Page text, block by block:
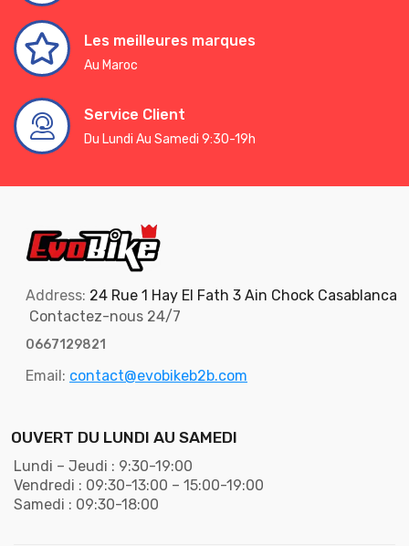
Les meilleures marques
Au Maroc
Service Client
Du Lundi Au Samedi 9:30-19h
Address: 24 Rue 1 Hay El Fath 3 Ain Chock Casablanca
Contactez-nous 24/7
0667129821
Email: contact@evobikeb2b.com
OUVERT DU LUNDI AU SAMEDI
Lundi – Jeudi : 9:30-19:00
Vendredi : 09:30-13:00 – 15:00-19:00
Samedi : 09:30-18:00